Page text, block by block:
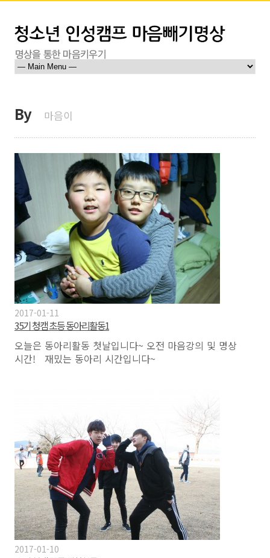
By 마음이
2017-01-11
35기 청캠 초등 동아리활동1
오늘은 동아리활동 첫날입니다~ 오전 마음강의 및 명상
시간! 재밌는 동아리 시간입니다~
2017-01-10